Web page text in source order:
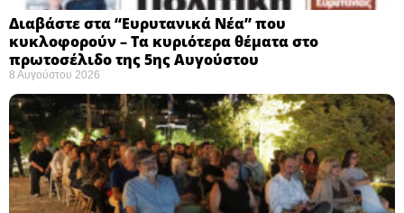
Διαβάστε στα “Ευρυτανικά Νέα” που
κυκλοφορούν – Τα κυριότερα θέματα στο
πρωτοσέλιδο της 5ης Αυγούστου
8 Αυγούστου 2026